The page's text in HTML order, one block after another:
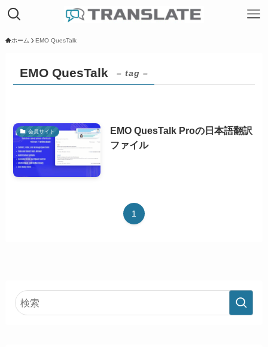
ホーム EMO QuesTalk
EMO QuesTalk – tag –
会員サイト
EMO QuesTalk Proの日本語翻訳
ファイル
1